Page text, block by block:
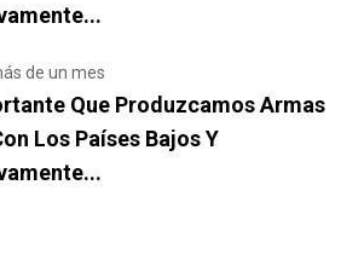
de un mes
Que Produzcamos Armas
Los Países Bajos Y